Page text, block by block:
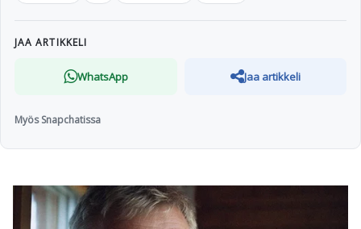
JAA ARTIKKELI
WhatsApp Jaa artikkeli
Myös Snapchatissa